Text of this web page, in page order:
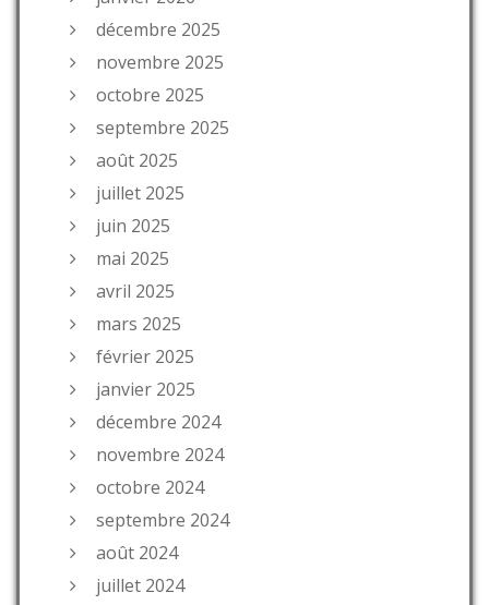
décembre 2025
novembre 2025
octobre 2025
septembre 2025
août 2025
juillet 2025
juin 2025
mai 2025
avril 2025
mars 2025
février 2025
janvier 2025
décembre 2024
novembre 2024
octobre 2024
septembre 2024
août 2024
juillet 2024